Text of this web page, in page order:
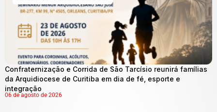
Confraternização e Corrida de São Tarcísio reunirá famílias
da Arquidiocese de Curitiba em dia de fé, esporte e
integração
06 de agosto de 2026